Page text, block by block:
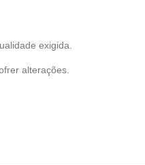
exigida.
alterações.